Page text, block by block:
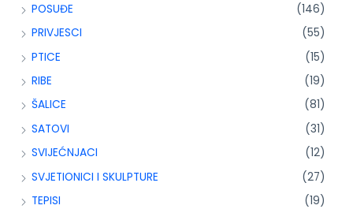
POSUĐE
(146)
PRIVJESCI
(55)
PTICE
(15)
RIBE
(19)
ŠALICE
(81)
SATOVI
(31)
SVIJEĆNJACI
(12)
SVJETIONICI I SKULPTURE
(27)
TEPISI
(19)